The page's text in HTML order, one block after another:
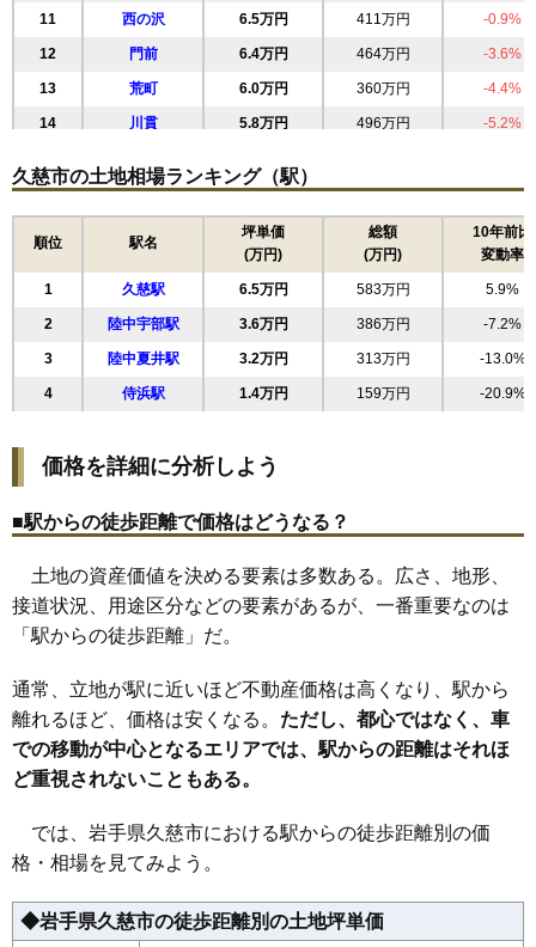
11 西の沢 6.5万円 411万円 -0.9%
12 門前 6.4万円 464万円 -3.6%
13 荒町 6.0万円 360万円 -4.4%
14 川貫 5.8万円 496万円 -5.2%
16 畑田 5.3万円 538万円 5.4%
5.3万円 521万円 -8.0%
5.0万円 465万円 -0.4%
19 小久慈町 4.7万円 412万円 7.1%
20 長内町 4.6万円 458万円 -7.0%
21 旭町 4.4万円 855万円 0.3%
22 源道 3.4万円 328万円 -14.2%
24 大川目町 2.8万円
26 枝成沢 1.9万円 268万円 -27.2%
27 山形町川井 1.4万円 77万円 -16.7%
28 侍浜町 0.9万円 121万円 -37.6%
久慈市の土地相場ランキング（駅）
順位 駅名
坪単価
(万円)
総額
(万円)
10年前比
変動率
1 久慈駅 6.5万円 583万円 5.9%
2 陸中宇部駅 3.6万円 386万円 -7.2%
3 陸中夏井駅 3.2万円 313万円 -13.0%
4 侍浜駅 1.4万円 159万円 -20.9%
価格を詳細に分析しよう
■駅からの徒歩距離で価格はどうなる？
土地の資産価値を決める要素は多数ある。広さ、地形、
接道状況、用途区分などの要素があるが、一番重要なのは
「駅からの徒歩距離」だ。
通常、立地が駅に近いほど不動産価格は高くなり、駅から
離れるほど、価格は安くなる。 ただし、都心ではなく、車
での移動が中心となるエリアでは、駅からの距離はそれほ
ど重視されないこともある。
では、岩手県久慈市における駅からの徒歩距離別の価
格・相場を見てみよう。
◆岩手県久慈市の徒歩距離別の土地坪単価